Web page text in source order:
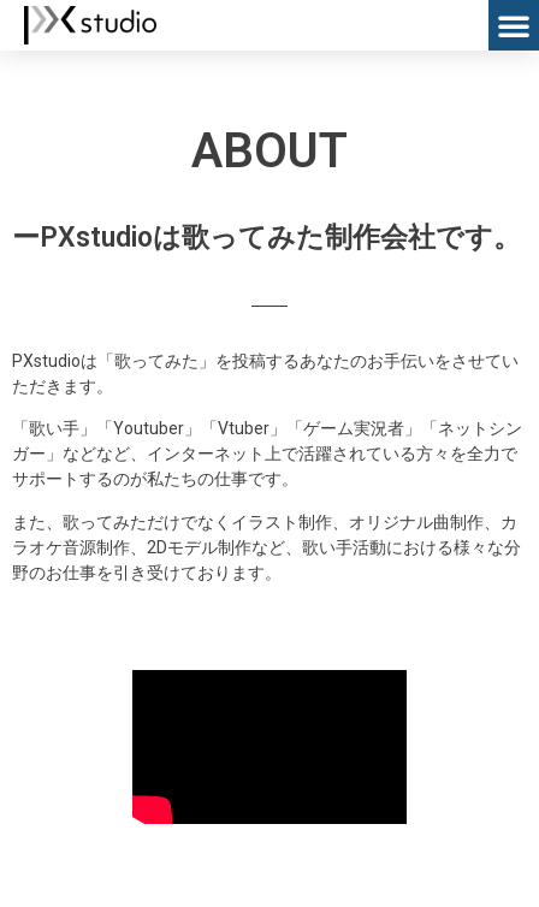
ABOUT
ーPXstudioは歌ってみた制作会社です。
PXstudioは「歌ってみた」を投稿するあなたのお手伝いをさせてい
ただきます。
「歌い手」「Youtuber」「Vtuber」「ゲーム実況者」「ネットシン
ガー」などなど、インターネット上で活躍されている方々を全力で
サポートするのが私たちの仕事です。
また、歌ってみただけでなくイラスト制作、オリジナル曲制作、カ
ラオケ音源制作、2Dモデル制作など、歌い手活動における様々な分
野のお仕事を引き受けております。